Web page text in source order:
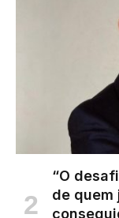
“O
de quem